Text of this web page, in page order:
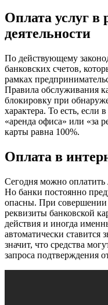
Оплата услуг в
деятельности
По действующему
банковских счетов,
рамках
Правила обслуживания
блокировку при
характера. То есть, если
«аренда офиса» или «за
карты равна 100%.
Оплата в
Сегодня можно
Но банки постоянно
опасны. При совершении
реквизиты банковской
действия и иногда
автоматически ставится
значит, что средства
запроса подтверждения